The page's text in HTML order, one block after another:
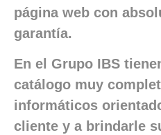
página web con
garantía.
En el Grupo IBS
catálogo muy
informáticos
cliente y a brindarle